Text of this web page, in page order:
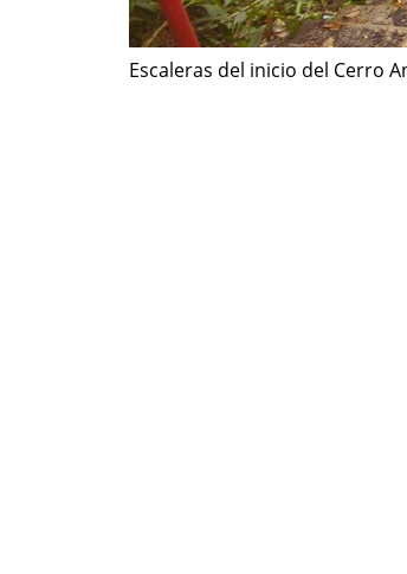
Escaleras del inicio del Cerro